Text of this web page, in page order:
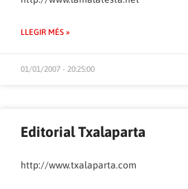
LLEGIR MÉS »
01/01/2007 - 20:25:00
Editorial Txalaparta
http://www.txalaparta.com